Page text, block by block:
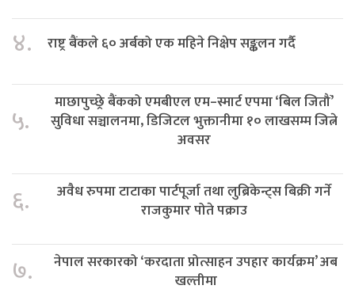
४. राष्ट्र बैंकले ६० अर्बको एक महिने निक्षेप सङ्कलन गर्दै
५.
माछापुच्छ्रे बैंकको एमबीएल एम–स्मार्ट एपमा ‘बिल जितौं’
सुविधा सञ्चालनमा, डिजिटल भुक्तानीमा १० लाखसम्म जित्ने
अवसर
६.
अवैध रुपमा टाटाका पार्टपूर्जा तथा लुब्रिकेन्ट्स बिक्री गर्ने
राजकुमार पोते पक्राउ
७.
नेपाल सरकारको ‘करदाता प्रोत्साहन उपहार कार्यक्रम’ अब
खल्तीमा